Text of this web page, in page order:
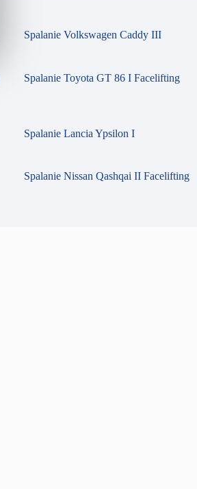
Spalanie Volkswagen Caddy III
Spalanie Toyota GT 86 I Facelifting
Spalanie Lancia Ypsilon I
Spalanie Nissan Qashqai II Facelifting